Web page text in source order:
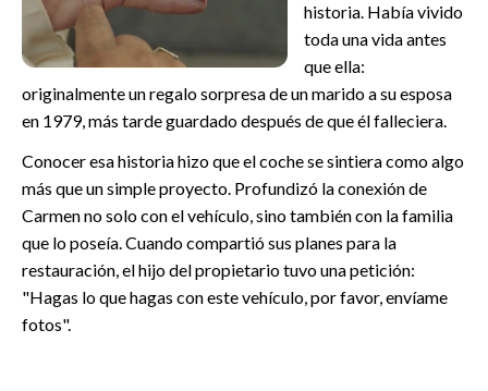
historia. Había vivido
toda una vida antes
que ella:
originalmente un regalo sorpresa de un marido a su esposa
en 1979, más tarde guardado después de que él falleciera.
Conocer esa historia hizo que el coche se sintiera como algo
más que un simple proyecto. Profundizó la conexión de
Carmen no solo con el vehículo, sino también con la familia
que lo poseía. Cuando compartió sus planes para la
restauración, el hijo del propietario tuvo una petición:
"Hagas lo que hagas con este vehículo, por favor, envíame
fotos".